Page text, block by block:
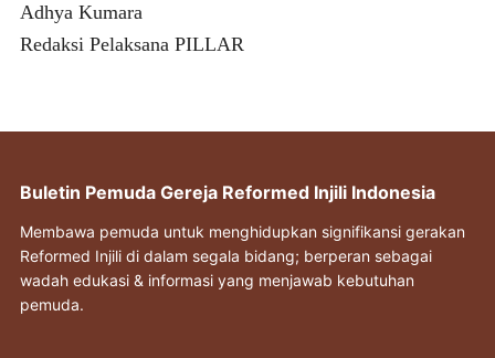
Adhya Kumara
Redaksi Pelaksana PILLAR
Buletin Pemuda Gereja Reformed Injili Indonesia
Membawa pemuda untuk menghidupkan signifikansi gerakan
Reformed Injili di dalam segala bidang; berperan sebagai
wadah edukasi & informasi yang menjawab kebutuhan
pemuda.